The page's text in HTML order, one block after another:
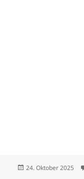
Veröffentlicht
24. Oktober 2025